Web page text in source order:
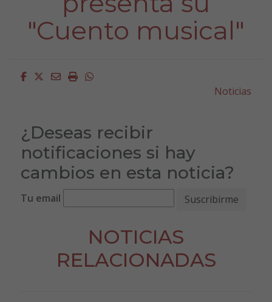
"Cuento musical"
Facebook
Twitter
EmailImprimirWhatsapp
Noticias
¿Deseas recibir
notificaciones si hay
cambios en esta noticia?
Tu email
NOTICIAS
RELACIONADAS